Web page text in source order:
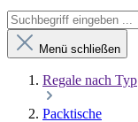
Menü schließen
Regale nach Typ
Packtische